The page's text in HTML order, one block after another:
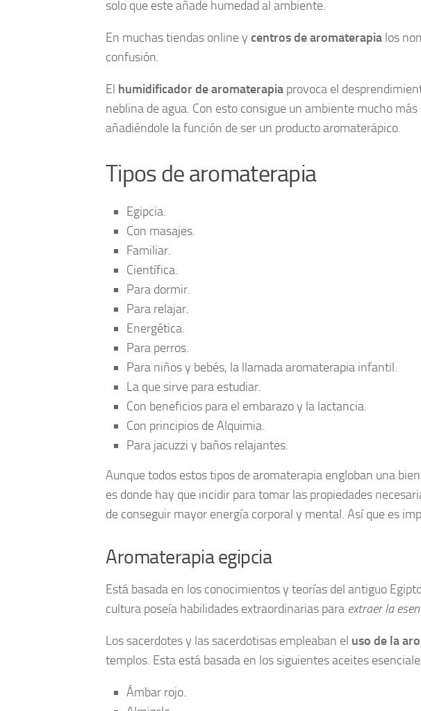
solo que este añade humedad al ambiente.
En muchas tiendas online y centros de aromaterapia los
confusión.
El humidificador de aromaterapia provoca el
neblina de agua. Con esto consigue un ambiente mucho
añadiéndole la función de ser un producto aromaterápico.
Tipos de aromaterapia
Egipcia.
Con masajes.
Familiar.
Científica.
Para dormir.
Para relajar.
Energética.
Para perros.
Para niños y bebés, la llamada aromaterapia infantil.
La que sirve para estudiar.
Con beneficios para el embarazo y la lactancia.
Con principios de Alquimia.
Para jacuzzi y baños relajantes.
Aunque todos estos tipos de aromaterapia engloban una
es donde hay que incidir para tomar las propiedades
de conseguir mayor energía corporal y mental. Así que es
Aromaterapia egipcia
Está basada en los conocimientos y teorías del antiguo
cultura poseía habilidades extraordinarias para extraer la
Los sacerdotes y las sacerdotisas empleaban el uso de la
templos. Esta está basada en los siguientes aceites
Ámbar rojo.